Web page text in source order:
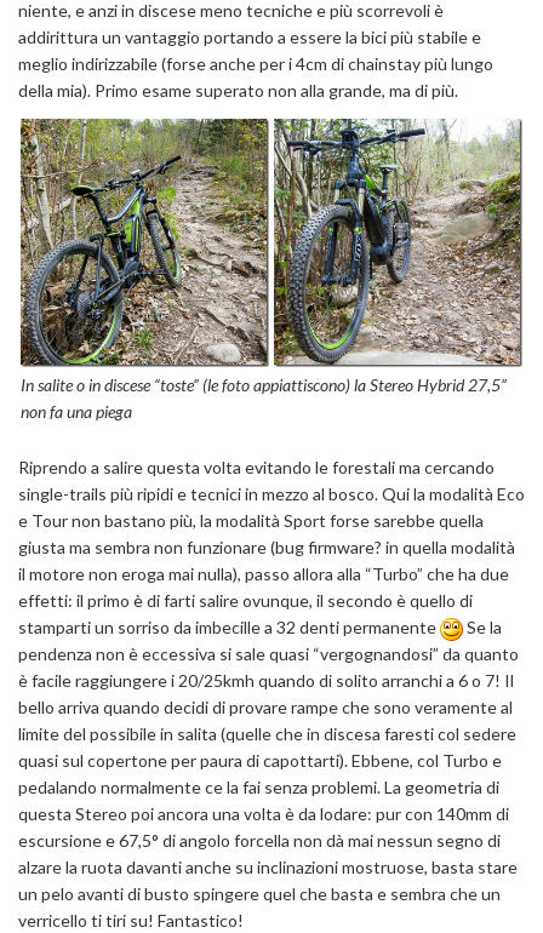
niente, e anzi in discese meno tecniche e più scorrevoli è
addirittura un vantaggio portando a essere la bici più stabile e
meglio indirizzabile (forse anche per i 4cm di chainstay più lungo
della mia). Primo esame superato non alla grande, ma di più.
In salite o in discese “toste” (le foto appiattiscono) la Stereo Hybrid 27,5”
non fa una piega
Riprendo a salire questa volta evitando le forestali ma cercando
single-trails più ripidi e tecnici in mezzo al bosco. Qui la modalità Eco
e Tour non bastano più, la modalità Sport forse sarebbe quella
giusta ma sembra non funzionare (bug firmware? in quella modalità
il motore non eroga mai nulla), passo allora alla “Turbo” che ha due
effetti: il primo è di farti salire ovunque, il secondo è quello di
stamparti un sorriso da imbecille a 32 denti permanente
Se la
pendenza non è eccessiva si sale quasi “vergognandosi” da quanto
è facile raggiungere i 20/25kmh quando di solito arranchi a 6 o 7! Il
bello arriva quando decidi di provare rampe che sono veramente al
limite del possibile in salita (quelle che in discesa faresti col sedere
quasi sul copertone per paura di capottarti). Ebbene, col Turbo e
pedalando normalmente ce la fai senza problemi. La geometria di
questa Stereo poi ancora una volta è da lodare: pur con 140mm di
escursione e 67,5° di angolo forcella non dà mai nessun segno di
alzare la ruota davanti anche su inclinazioni mostruose, basta stare
un pelo avanti di busto spingere quel che basta e sembra che un
verricello ti tiri su! Fantastico!